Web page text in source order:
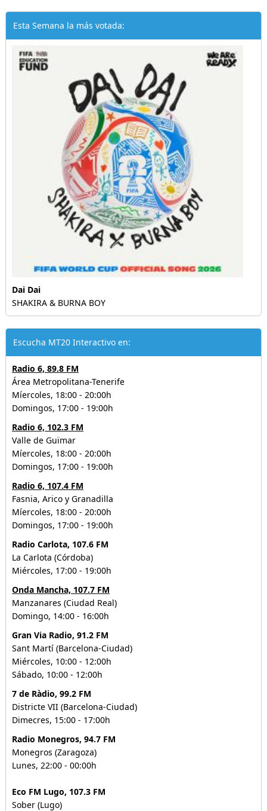
Esta Semana la más votada:
Dai Dai
SHAKIRA & BURNA BOY
Escucha MT20 Interactivo en:
Radio 6, 89.8 FM
Área Metropolitana-Tenerife
Míercoles, 18:00 - 20:00h
Domingos, 17:00 - 19:00h
Radio 6, 102.3 FM
Valle de Guïmar
Míercoles, 18:00 - 20:00h
Domingos, 17:00 - 19:00h
Radio 6, 107.4 FM
Fasnia, Arico y Granadilla
Míercoles, 18:00 - 20:00h
Domingos, 17:00 - 19:00h
Radio Carlota, 107.6 FM
La Carlota (Córdoba)
Miércoles, 17:00 - 19:00h
Onda Mancha, 107.7 FM
Manzanares (Ciudad Real)
Domingo, 14:00 - 16:00h
Gran Via Radio, 91.2 FM
Sant Martí (Barcelona-Ciudad)
Miércoles, 10:00 - 12:00h
Sábado, 10:00 - 12:00h
7 de Ràdio, 99.2 FM
Districte VII (Barcelona-Ciudad)
Dimecres, 15:00 - 17:00h
Radio Monegros, 94.7 FM
Monegros (Zaragoza)
Lunes, 22:00 - 00:00h
Eco FM Lugo, 107.3 FM
Sober (Lugo)